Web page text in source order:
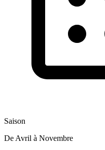
Saison
De Avril à Novembre